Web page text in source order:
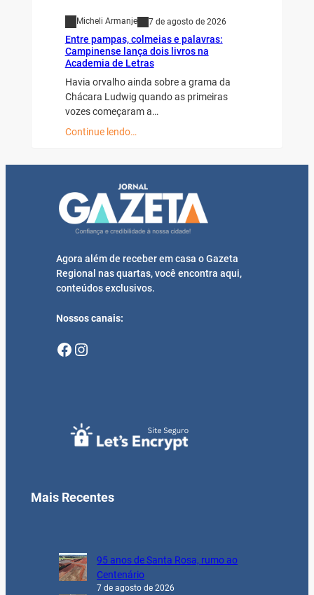
Micheli Armanje 7 de agosto de 2026
Entre pampas, colmeias e palavras:
Campinense lança dois livros na
Academia de Letras
Havia orvalho ainda sobre a grama da
Chácara Ludwig quando as primeiras
vozes começaram a…
Continue lendo…
Agora além de receber em casa o Gazeta
Regional nas quartas, você encontra aqui,
conteúdos exclusivos.
Nossos canais:
Facebook Instagram
Mais Recentes
95 anos de Santa Rosa, rumo ao
Centenário
7 de agosto de 2026